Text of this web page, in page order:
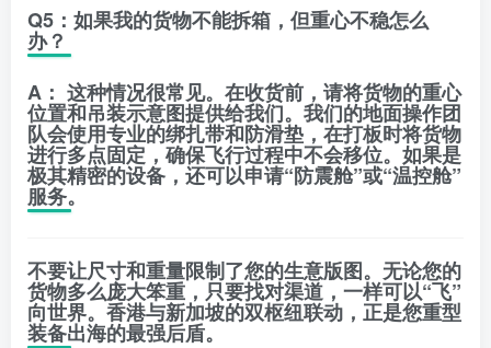
Q5：如果我的货物不能拆箱，但重心不稳怎么
办？
A： 这种情况很常见。在收货前，请将货物的重心
位置和吊装示意图提供给我们。我们的地面操作团
队会使用专业的绑扎带和防滑垫，在打板时将货物
进行多点固定，确保飞行过程中不会移位。如果是
极其精密的设备，还可以申请“防震舱”或“温控舱”
服务。
不要让尺寸和重量限制了您的生意版图。无论您的
货物多么庞大笨重，只要找对渠道，一样可以“飞”
向世界。香港与新加坡的双枢纽联动，正是您重型
装备出海的最强后盾。